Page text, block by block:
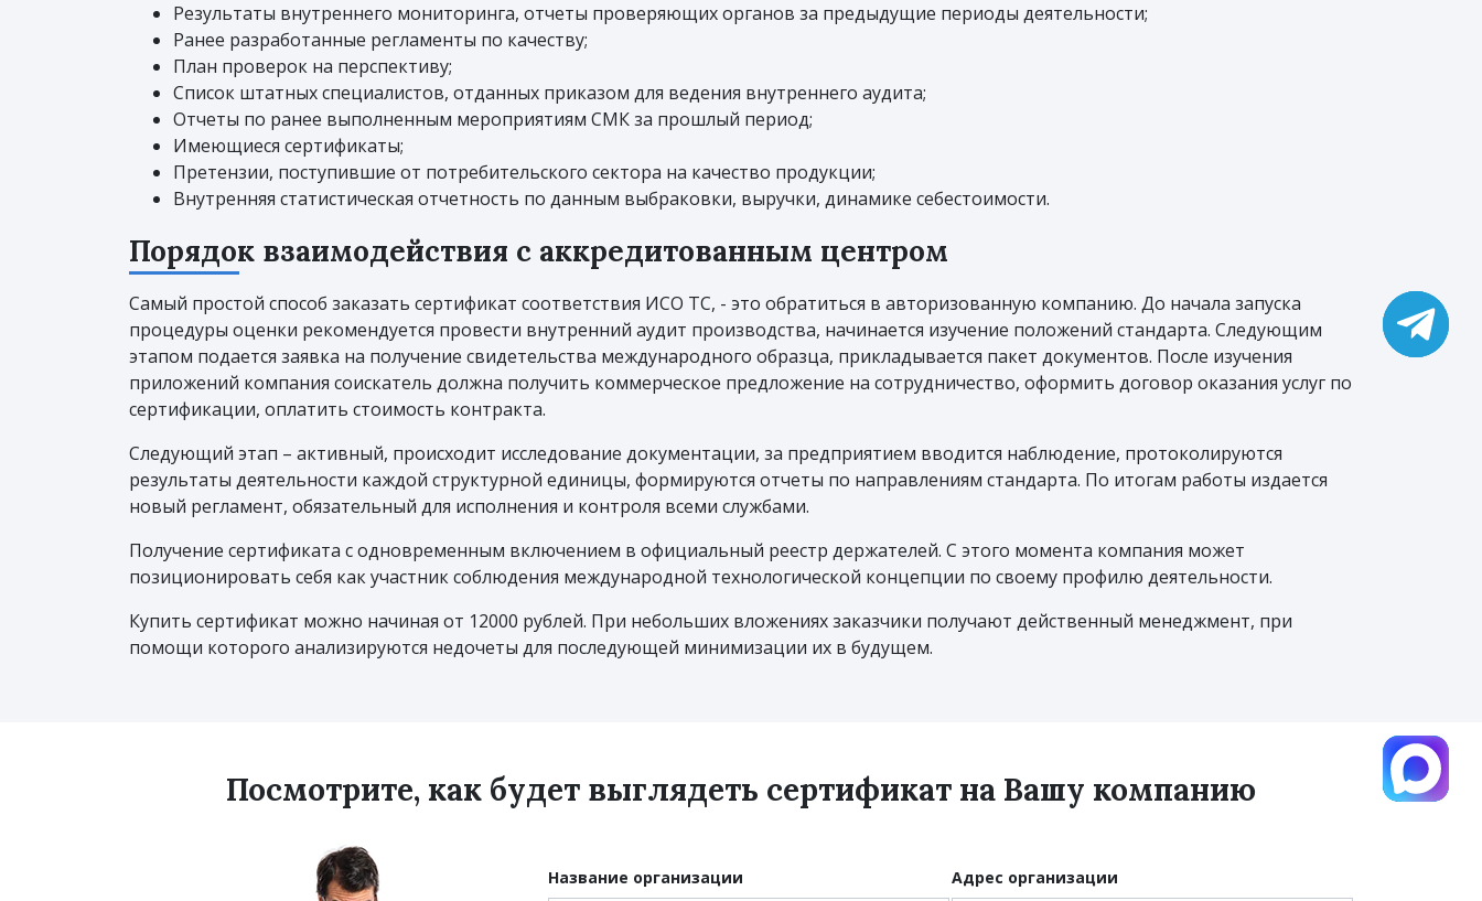
Результаты внутреннего мониторинга, отчеты проверяющих органов за предыдущие периоды деятельности;
Ранее разработанные регламенты по качеству;
План проверок на перспективу;
Список штатных специалистов, отданных приказом для ведения внутреннего аудита;
Отчеты по ранее выполненным мероприятиям СМК за прошлый период;
Имеющиеся сертификаты;
Претензии, поступившие от потребительского сектора на качество продукции;
Внутренняя статистическая отчетность по данным выбраковки, выручки, динамике себестоимости.
Порядок взаимодействия с аккредитованным центром
Самый простой способ заказать сертификат соответствия ИСО ТС, - это обратиться в авторизованную компанию. До начала запуска
процедуры оценки рекомендуется провести внутренний аудит производства, начинается изучение положений стандарта. Следующим
этапом подается заявка на получение свидетельства международного образца, прикладывается пакет документов. После изучения
приложений компания соискатель должна получить коммерческое предложение на сотрудничество, оформить договор оказания услуг по
сертификации, оплатить стоимость контракта.
Следующий этап – активный, происходит исследование документации, за предприятием вводится наблюдение, протоколируются
результаты деятельности каждой структурной единицы, формируются отчеты по направлениям стандарта. По итогам работы издается
новый регламент, обязательный для исполнения и контроля всеми службами.
Получение сертификата с одновременным включением в официальный реестр держателей. С этого момента компания может
позиционировать себя как участник соблюдения международной технологической концепции по своему профилю деятельности.
Купить сертификат можно начиная от 12000 рублей. При небольших вложениях заказчики получают действенный менеджмент, при
помощи которого анализируются недочеты для последующей минимизации их в будущем.
Посмотрите, как будет выглядеть сертификат на Вашу компанию
Название организации Адрес организации